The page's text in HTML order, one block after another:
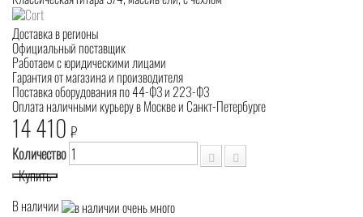
Доставка в регионы
Официальный поставщик
Работаем с юридическими лицами
Гарантия от магазина и производителя
Поставка оборудования по 44-ФЗ и 223-ФЗ
Оплата наличными курьеру в Москве и Санкт-Петербурге
14 410 ₽
Количество
Купить
В наличии